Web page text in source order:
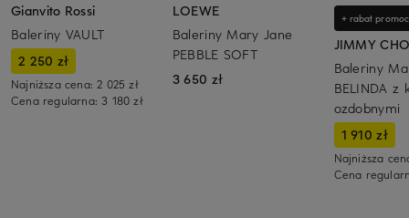
Gianvito Rossi
Baleriny VAULT
2 250 zł
Najniższa cena:2 025 zł
Cena regularna:3 180 zł
LOEWE
Baleriny Mary Jane
PEBBLE SOFT
3 650 zł
+ rabat
JIMMY
Baleriny
BELINDA z
ozdobnymi
1 910 zł
Najniższa
Cena